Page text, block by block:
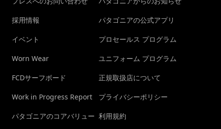
採用情報
イベント
Worn Wear
FCDサーフボード
Work in Progress Report
パタゴニアのコアバリュー
パタゴニアの公式アプリ
プロセールス プログラム
ユニフォーム プログラム
正規取扱店について
プライバシーポリシー
利用規約